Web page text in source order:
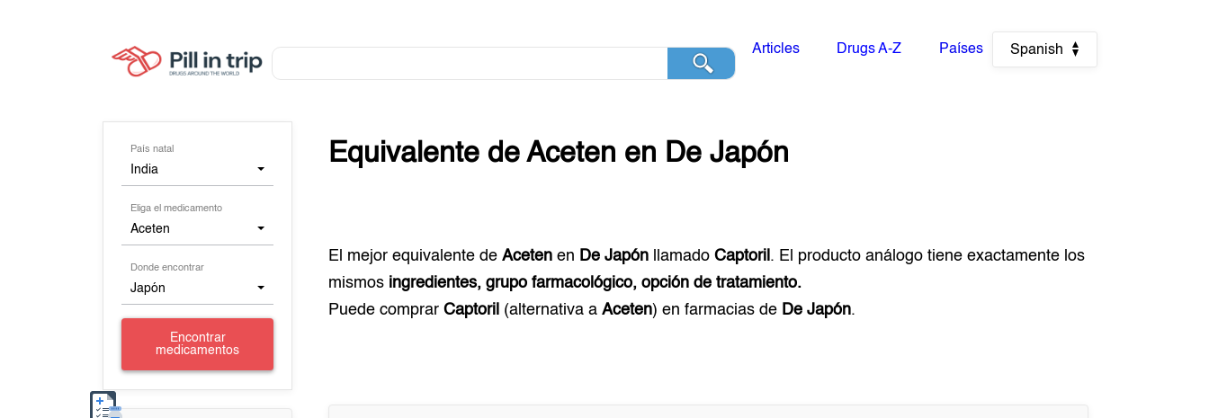
Articles Drugs A-Z Países Spanish
País natal
India
Eliga el medicamento
Aceten
Donde encontrar
Japón
Encontrar
medicamentos
Equivalente deAceten en De Japón
El mejor equivalente deAceten en De Japón llamadoCaptoril . El producto análogo tiene exactamente los
mismos ingredientes, grupo farmacológico, opción de tratamiento.
Puede comprarCaptoril (alternativa aAceten) en farmacias de De Japón.